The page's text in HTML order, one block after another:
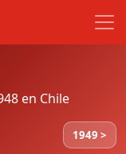
en Chile
1949 >